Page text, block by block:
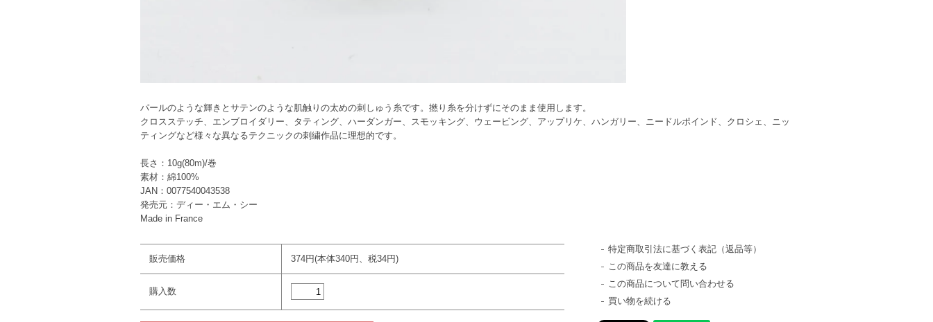
パールのような輝きとサテンのような肌触りの太めの刺しゅう糸です。撚り糸を分けずにそのまま使用します。
クロスステッチ、エンブロイダリー、タティング、ハーダンガー、スモッキング、ウェービング、アップリケ、ハンガリー、ニードルポインド、クロシェ、ニッ
ティングなど様々な異なるテクニックの刺繍作品に理想的です。
長さ：10g(80m)/巻
素材：綿100%
JAN：0077540043538
発売元：ディー・エム・シー
Made in France
販売価格 374円(本体340円、税34円)
購入数
特定商取引法に基づく表記（返品等）
この商品を友達に教える
この商品について問い合わせる
買い物を続ける